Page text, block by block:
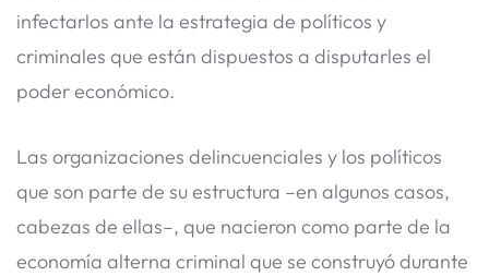
infectarlos ante la estrategia de políticos y
criminales que están dispuestos a disputarles el
poder económico.
Las organizaciones delincuenciales y los políticos
que son parte de su estructura –en algunos casos,
cabezas de ellas–, que nacieron como parte de la
economía alterna criminal que se construyó durante